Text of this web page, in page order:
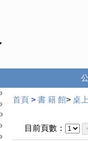
首頁 > 書 籍 館> 桌
目前頁數：